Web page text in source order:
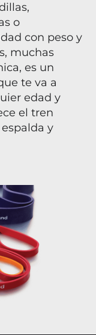
o
con peso y
muchas
es un
te va a
edad y
el tren
y